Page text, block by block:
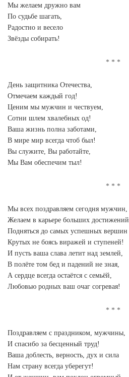
Мы желаем дружно вам
По судьбе шагать,
Радостно и весело
Звёзды собирать!
День защитника Отечества,
Отмечаем каждый год!
Ценим мы мужчин и чествуем,
Сотни шлем хвалебных од!
Ваша жизнь полна заботами,
В мире мир всегда чтоб был!
Вы служите, Вы работайте,
Мы Вам обеспечим тыл!
Мы всех поздравляем сегодня мужчин,
Желаем в карьере больших достижений,
Подняться до самых успешных вершин
Крутых не боясь виражей и ступеней!
И пусть ваша слава летит над землей,
В полёте том бед и падений не зная,
А сердце всегда остаётся с семьёй,
Любовью родных ваш очаг согревая!
Поздравляем с праздником, мужчины,
И спасибо за бесценный труд!
Ваша доблесть, верность, дух и сила
Нам страну всегда уберегут!